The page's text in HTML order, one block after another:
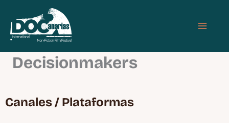
contenido
Decisionmakers
Canales / Plataformas